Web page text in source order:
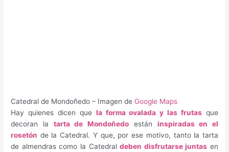
Catedral de Mondoñedo – Imagen de Google Maps
Hay quienes dicen que la forma ovalada y las frutas que
decoran la tarta de Mondoñedo están inspiradas en el
rosetón de la Catedral. Y que, por ese motivo, tanto la tarta
de almendras como la Catedraldeben disfrutarse juntas en